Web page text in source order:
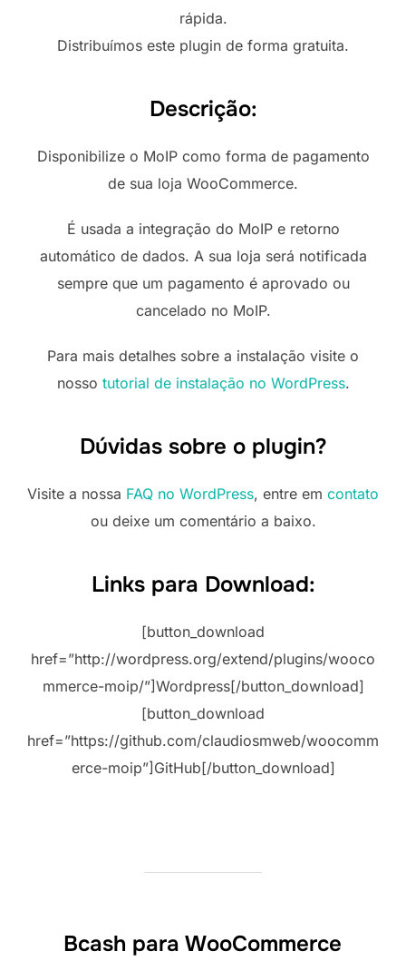
rápida.
Distribuímos este plugin de forma gratuita.
Descrição:
Disponibilize o MoIP como forma de pagamento
de sua loja WooCommerce.
É usada a integração do MoIP e retorno
automático de dados. A sua loja será notificada
sempre que um pagamento é aprovado ou
cancelado no MoIP.
Para mais detalhes sobre a instalação visite o
nosso tutorial de instalação no WordPress.
Dúvidas sobre o plugin?
Visite a nossa FAQ no WordPress, entre em contato
ou deixe um comentário a baixo.
Links para Download:
[button_download
href=”http://wordpress.org/extend/plugins/wooco
mmerce-moip/”]Wordpress[/button_download]
[button_download
href=”https://github.com/claudiosmweb/woocomm
erce-moip”]GitHub[/button_download]
Bcash para WooCommerce